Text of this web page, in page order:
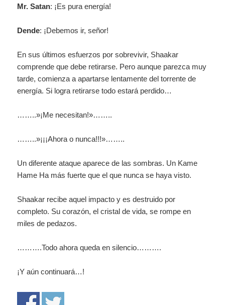
Mr. Satan: ¡Es pura energía!
Dende: ¡Debemos ir, señor!
En sus últimos esfuerzos por sobrevivir, Shaakar
comprende que debe retirarse. Pero aunque parezca muy
tarde, comienza a apartarse lentamente del torrente de
energía. Si logra retirarse todo estará perdido…
……..»¡Me necesitan!»……..
……..»¡¡¡Ahora o nunca!!!»……..
Un diferente ataque aparece de las sombras. Un Kame
Hame Ha más fuerte que el que nunca se haya visto.
Shaakar recibe aquel impacto y es destruido por
completo. Su corazón, el cristal de vida, se rompe en
miles de pedazos.
……….Todo ahora queda en silencio……….
¡Y aún continuará…!